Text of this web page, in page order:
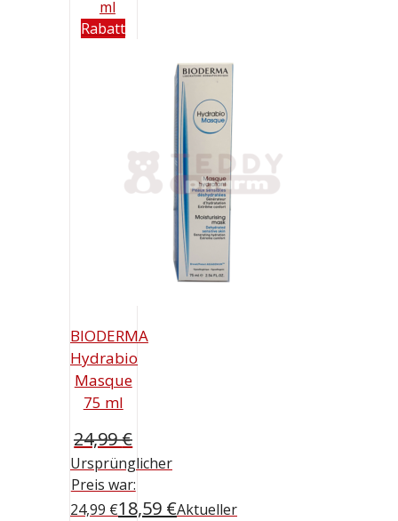
Rabatt
BIODERMA
Hydrabio
Masque
75 ml
24,99€
Ursprünglicher
Preis war:
24,99 €18,59 €Aktueller